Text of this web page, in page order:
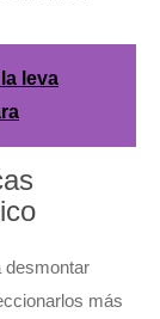
leva
desmontar
más